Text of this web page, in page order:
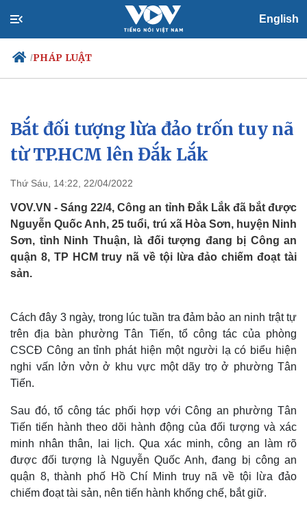
English
/PHÁP LUẬT
Chính trị
Đảng
Tổ chức nhân sự
Nhận diện sự thật
Xã hội
Tin 24h
Dự báo thời tiết
Việc làm
Biển đảo
Bắt đối tượng lừa đảo trốn tuy nã
từ TP.HCM lên Đắk Lắk
Thứ Sáu, 14:22, 22/04/2022
VOV.VN - Sáng 22/4, Công an tỉnh Đắk Lắk đã bắt được
Nguyễn Quốc Anh, 25 tuổi, trú xã Hòa Sơn, huyện Ninh
Sơn, tỉnh Ninh Thuận, là đối tượng đang bị Công an
quận 8, TP HCM truy nã về tội lừa đảo chiếm đoạt tài
sản.
Cách đây 3 ngày, trong lúc tuần tra đảm bảo an ninh trật tự
trên địa bàn phường Tân Tiến, tổ công tác của phòng
CSCĐ Công an tỉnh phát hiện một người lạ có biểu hiện
nghi vấn lởn vởn ở khu vực một dãy trọ ở phường Tân
Tiến.
Sau đó, tổ công tác phối hợp với Công an phường Tân
Tiến tiến hành theo dõi hành động của đối tượng và xác
minh nhân thân, lai lịch. Qua xác minh, công an làm rõ
được đối tượng là Nguyễn Quốc Anh, đang bị công an
quận 8, thành phố Hồ Chí Minh truy nã về tội lừa đảo
chiếm đoạt tài sản, nên tiến hành khống chế, bắt giữ.